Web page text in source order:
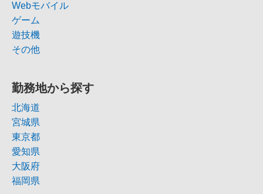
Webモバイル
ゲーム
遊技機
その他
勤務地から探す
北海道
宮城県
東京都
愛知県
大阪府
福岡県